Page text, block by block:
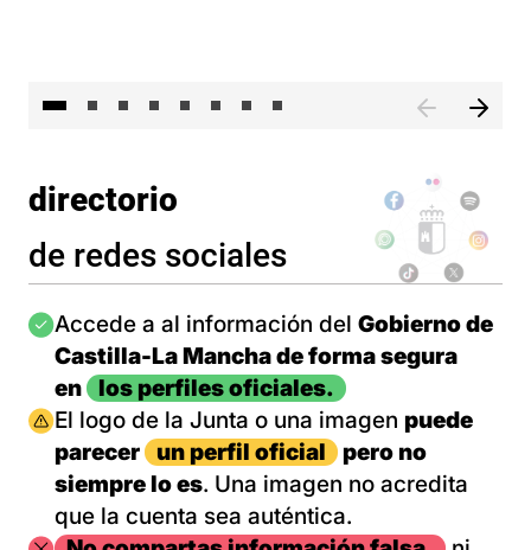
directorio
de redes sociales
Imagen
Accede a al información del Gobierno de
Castilla-La Mancha de forma segura
en
los perfiles oficiales.
Imagen
El logo de la Junta o una imagen puede
parecer
un perfil oficial
pero no
siempre lo es. Una imagen no acredita
que la cuenta sea auténtica.